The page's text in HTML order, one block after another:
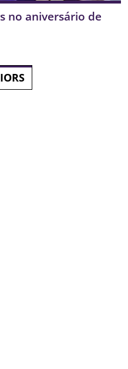
no aniversário de